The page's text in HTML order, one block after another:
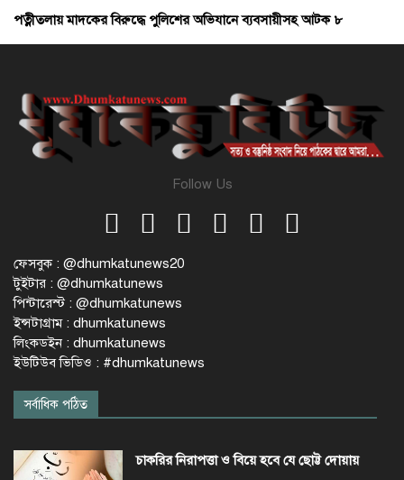
পত্নীতলায় মাদকের বিরুদ্ধে পুলিশের অভিযানে ব্যবসায়ীসহ আটক ৮
Follow Us
ফেসবুক : @dhumkatunews20
টুইটার : @dhumkatunews
পিন্টারেস্ট : @dhumkatunews
ইন্সটাগ্রাম : dhumkatunews
লিংকডইন : dhumkatunews
ইউটিউব ভিডিও : #dhumkatunews
সর্বাধিক পঠিত
চাকরির নিরাপত্তা ও বিয়ে হবে যে ছোট্ট দোয়ায়